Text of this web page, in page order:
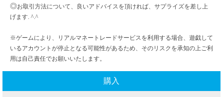
◎お取引方法について、良いアドバイスを頂ければ、サプライズを差し上
げます. ^.^
※ゲームにより、リアルマネートレードサービスを利用する場合、遊戯して
いるアカウントが停止となる可能性があるため、そのリスクを承知の上ご利
用は自己責任でお願いいたします。
購入